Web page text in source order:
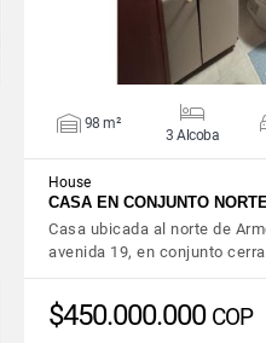
98 m²
3 Alcoba
House
CASA EN CONJUNTO
Casa ubicada al norte de
avenida 19, en conjunto
$450.000.000 COP